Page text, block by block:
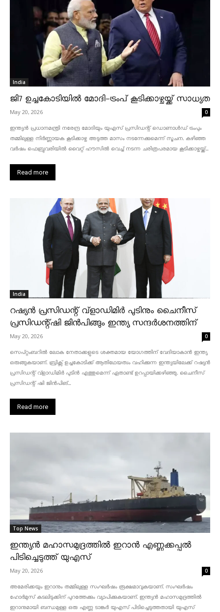
India
ജി7 ഉച്ചകോടിയിൽ മോദി-ട്രംപ് കൂടിക്കാഴ്ചയ്ക്ക് സാധ്യത
May 20, 2026 0
ഇന്ത്യൻ പ്രധാനമന്ത്രി നരേന്ദ്ര മോദിയും യുഎസ് പ്രസിഡന്റ് ഡൊണാൾഡ് ട്രംപും
തമ്മിലുള്ള നിർണ്ണായക കൂടിക്കാഴ്ച അടുത്ത മാസം നടന്നേക്കുമെന്ന് സൂചന. കഴിഞ്ഞ
വർഷം ഫെബ്രുവരിയിൽ വൈറ്റ് ഹൗസിൽ വെച്ച് നടന്ന ചരിത്രപരമായ കൂടിക്കാഴ്ചയ്ക്ക്...
Read more
India
റഷ്യൻ പ്രസിഡന്റ് വ്‌ളാഡിമിർ പുടിനും ചൈനീസ്
പ്രസിഡന്റ്ഷി ജിൻപിങ്ങും ഇന്ത്യ സന്ദർശനത്തിന്
May 20, 2026 0
സെപ്റ്റംബറിൽ ലോക നേതാക്കളുടെ ശക്തമായ യോഗത്തിന് വേദിയാകാൻ ഇന്ത്യ
ഒരുങ്ങുകയാണ്. ബ്രിക്സ് ഉച്ചകോടിക്ക് ആതിഥേയത്വം വഹിക്കുന്ന ഇന്ത്യയിലേക്ക് റഷ്യൻ
പ്രസിഡന്റ് വ്‌ളാഡിമിർ പുടിൻ എത്തുമെന്ന് ഏതാണ്ട് ഉറപ്പായിക്കഴിഞ്ഞു. ചൈനീസ്
പ്രസിഡന്റ് ഷി ജിൻപിങ്...
Read more
Top News
ഇന്ത്യൻ മഹാസമുദ്രത്തിൽ ഇറാൻ എണ്ണക്കപ്പൽ
പിടിച്ചെടുത്ത് യുഎസ്
May 20, 2026 0
അമേരിക്കയും ഇറാനും തമ്മിലുള്ള സംഘർഷം രൂക്ഷമാവുകയാണ്. സംഘർഷം
ഹോർമുസ് കടലിടുക്കിന് പുറത്തേക്കും വ്യാപിക്കുകയാണ്. ഇന്ത്യൻ മഹാസമുദ്രത്തിൽ
ഇറാനുമായി ബന്ധമുള്ള ഒരു എണ്ണ ടാങ്കർ യുഎസ് പിടിച്ചെടുത്തതായി യുഎസ്